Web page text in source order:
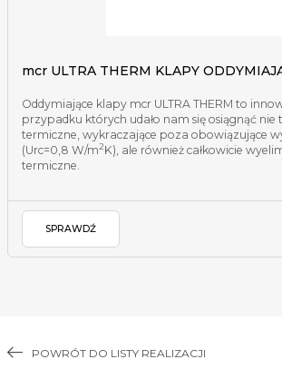
mcr ULTRA THERM KLAPY
Oddymiające klapy mcr ULTRA THERM to
przypadku których udało nam się osiągnąć
termiczne, wykraczające poza obowiązujące
(Urc=0,8 W/m2K), ale również całkowicie
termiczne.
SPRAWDŹ
POWRÓT DO LISTY REALIZACJI